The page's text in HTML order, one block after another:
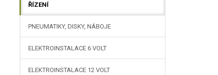
ŘÍZENÍ
PNEUMATIKY, DISKY, NÁBOJE
ELEKTROINSTALACE 6 VOLT
ELEKTROINSTALACE 12 VOLT